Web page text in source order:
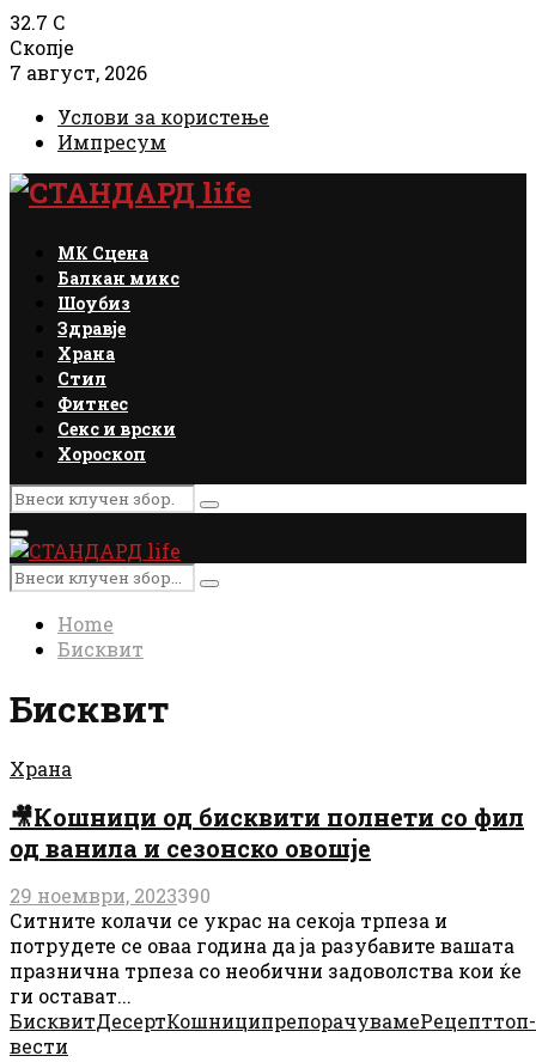
32.7 C
Скопје
7 август, 2026
Услови за користење
Импресум
Facebook
Instagram
Email
Rss
МК Сцена
Балкан микс
Шоубиз
Здравје
Храна
Стил
Фитнес
Секс и врски
Хороскоп
Search
for:
Search
Primary
Menu
Search
for:
Search
Home
Бисквит
Бисквит
Храна
🎥Кошници од бисквити полнети со фил
од ванила и сезонско овошје
29 ноември, 2023390
Ситните колачи се украс на секоја трпеза и
потрудете се оваа година да ја разубавите вашата
празнична трпеза со необични задоволства кои ќе
ги остават...
БисквитДесертКошниципрепорачувамеРецепттоп-
вести